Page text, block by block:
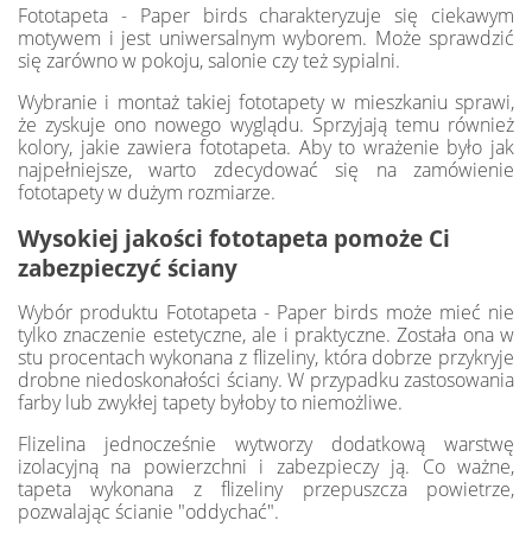
Fototapeta - Paper birds charakteryzuje się ciekawym
motywem i jest uniwersalnym wyborem. Może sprawdzić
się zarówno w pokoju, salonie czy też sypialni.
Wybranie i montaż takiej fototapety w mieszkaniu sprawi,
że zyskuje ono nowego wyglądu. Sprzyjają temu również
kolory, jakie zawiera fototapeta. Aby to wrażenie było jak
najpełniejsze, warto zdecydować się na zamówienie
fototapety w dużym rozmiarze.
Wysokiej jakości fototapeta pomoże Ci
zabezpieczyć ściany
Wybór produktu Fototapeta - Paper birds może mieć nie
tylko znaczenie estetyczne, ale i praktyczne. Została ona w
stu procentach wykonana z flizeliny, która dobrze przykryje
drobne niedoskonałości ściany. W przypadku zastosowania
farby lub zwykłej tapety byłoby to niemożliwe.
Flizelina jednocześnie wytworzy dodatkową warstwę
izolacyjną na powierzchni i zabezpieczy ją. Co ważne,
tapeta wykonana z flizeliny przepuszcza powietrze,
pozwalając ścianie "oddychać".